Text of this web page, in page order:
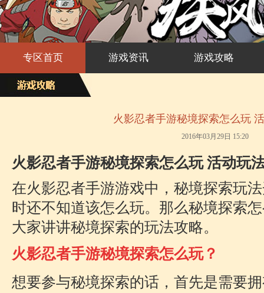
专区首页 游戏资讯 游戏攻略
火影忍者手游秘境探索怎么玩
2016年03月29日 15:20
火影忍者手游秘境探索怎么玩 活动玩
在火影忍者手游游戏中，秘境探索玩
时还不知道该怎么玩。那么秘境探索
大家讲讲秘境探索的玩法攻略。
火影忍者手游秘境探索怎么玩？
想要参与秘境探索的话，首先是需要